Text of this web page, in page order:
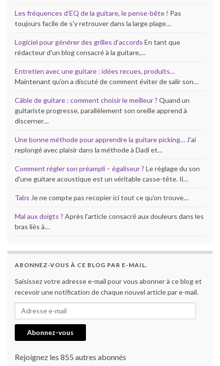
Les fréquences d’EQ de la guitare, le pense-bête ! Pas
toujours facile de s'y retrouver dans la large plage…
Logiciel pour générer des grilles d’accords En tant que
rédacteur d'un blog consacré à la guitare,…
Entretien avec une guitare : idées recues, produits…
Maintenant qu'on a discuté de comment éviter de salir son…
Câble de guitare : comment choisir le meilleur ? Quand un
guitariste progresse, parallèlement son oreille apprend à
discerner…
Une bonne méthode pour apprendre la guitare picking… J'ai
replongé avec plaisir dans la méthode à Dadi et…
Comment régler son préampli – égaliseur ? Le réglage du son
d'une guitare acoustique est un véritable casse-tête. Il…
Tabs Je ne compte pas recopier ici tout ce qu'on trouve…
Mal aux doigts ? Après l'article consacré aux douleurs dans les
bras liés à…
ABONNEZ-VOUS À CE BLOG PAR E-MAIL.
Saisissez votre adresse e-mail pour vous abonner à ce blog et
recevoir une notification de chaque nouvel article par e-mail.
Adresse e-mail
Abonnez-vous
Rejoignez les 855 autres abonnés